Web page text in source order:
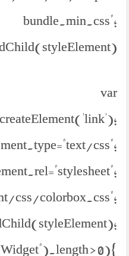
bundle.min.css";
var
css";
css/colorbox.css";
> 0){